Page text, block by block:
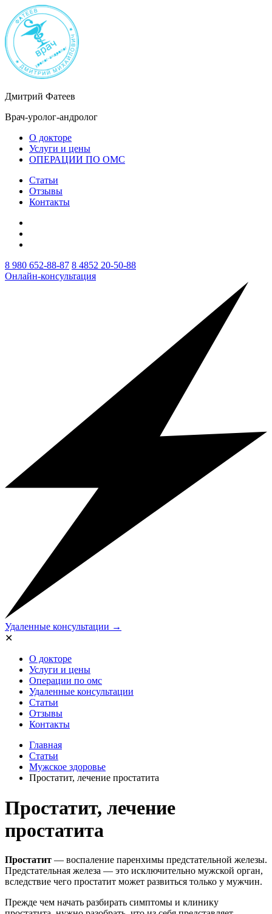
Дмитрий Фатеев
Врач-уролог-андролог
О докторе
Услуги и цены
ОПЕРАЦИИ ПО ОМС
Статьи
Отзывы
Контакты
8 980 652-88-87 8 4852 20-50-88
Онлайн-консультация
Удаленные консультации →
✕
О докторе
Услуги и цены
Операции по омс
Удаленные консультации
Статьи
Отзывы
Контакты
Главная
Статьи
Мужское здоровье
Простатит, лечение простатита
Простатит, лечение
простатита
Простатит — воспаление паренхимы предстательной железы.
Предстательная железа — это исключительно мужской орган,
вследствие чего простатит может развиться только у мужчин.
Прежде чем начать разбирать симптомы и клинику